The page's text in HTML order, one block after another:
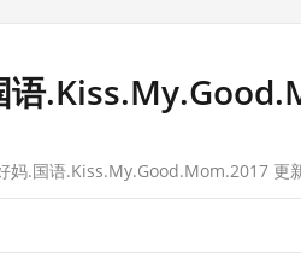
语
妈.国语.Kiss.My.Good.Mom.2017 更